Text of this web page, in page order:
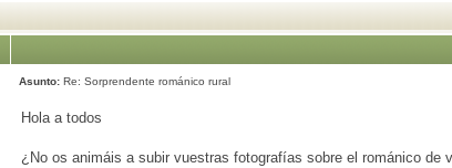
Asunto: Re: Sorprendente románico rural
Hola a todos
¿No os animáis a subir vuestras fotografías sobre el románico